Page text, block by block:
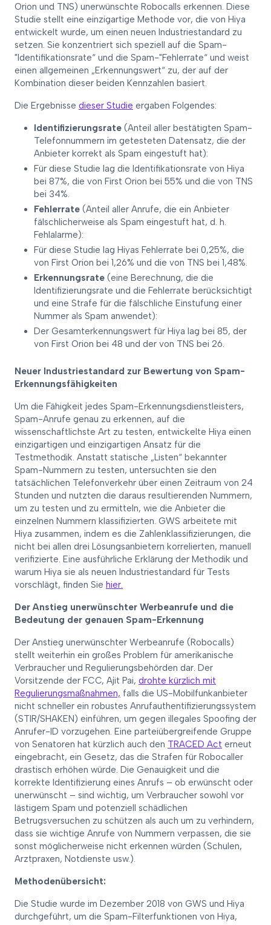
Orion und TNS) unerwünschte Robocalls erkennen. Diese
Studie stellt eine einzigartige Methode vor, die von Hiya
entwickelt wurde, um einen neuen Industriestandard zu
setzen. Sie konzentriert sich speziell auf die Spam-
"Identifikationsrate“ und die Spam-"Fehlerrate“ und weist
einen allgemeinen „Erkennungswert“ zu, der auf der
Kombination dieser beiden Kennzahlen basiert.
Die Ergebnisse dieser Studie ergaben Folgendes:
Identifizierungsrate (Anteil aller bestätigten Spam-
Telefonnummern im getesteten Datensatz, die der
Anbieter korrekt als Spam eingestuft hat):
Für diese Studie lag die Identifikationsrate von Hiya
bei 87%, die von First Orion bei 55% und die von TNS
bei 34%.
Fehlerrate (Anteil aller Anrufe, die ein Anbieter
fälschlicherweise als Spam eingestuft hat, d. h.
Fehlalarme):
Für diese Studie lag Hiyas Fehlerrate bei 0,25%, die
von First Orion bei 1,26% und die von TNS bei 1,48%.
Erkennungsrate (eine Berechnung, die die
Identifizierungsrate und die Fehlerrate berücksichtigt
und eine Strafe für die fälschliche Einstufung einer
Nummer als Spam anwendet):
Der Gesamterkennungswert für Hiya lag bei 85, der
von First Orion bei 48 und der von TNS bei 26.
Neuer Industriestandard zur Bewertung von Spam-
Erkennungsfähigkeiten
Um die Fähigkeit jedes Spam-Erkennungsdienstleisters,
Spam-Anrufe genau zu erkennen, auf die
wissenschaftlichste Art zu testen, entwickelte Hiya einen
einzigartigen und einzigartigen Ansatz für die
Testmethodik. Anstatt statische „Listen“ bekannter
Spam-Nummern zu testen, untersuchten sie den
tatsächlichen Telefonverkehr über einen Zeitraum von 24
Stunden und nutzten die daraus resultierenden Nummern,
um zu testen und zu ermitteln, wie die Anbieter die
einzelnen Nummern klassifizierten. GWS arbeitete mit
Hiya zusammen, indem es die Zahlenklassifizierungen, die
nicht bei allen drei Lösungsanbietern korrelierten, manuell
verifizierte. Eine ausführliche Erklärung der Methodik und
warum Hiya sie als neuen Industriestandard für Tests
vorschlägt, finden Sie hier.
Der Anstieg unerwünschter Werbeanrufe und die
Bedeutung der genauen Spam-Erkennung
Der Anstieg unerwünschter Werbeanrufe (Robocalls)
stellt weiterhin ein großes Problem für amerikanische
Verbraucher und Regulierungsbehörden dar. Der
Vorsitzende der FCC, Ajit Pai, drohte kürzlich mit
Regulierungsmaßnahmen, falls die US-Mobilfunkanbieter
nicht schneller ein robustes Anrufauthentifizierungssystem
(STIR/SHAKEN) einführen, um gegen illegales Spoofing der
Anrufer-ID vorzugehen. Eine parteiübergreifende Gruppe
von Senatoren hat kürzlich auch den TRACED Act erneut
eingebracht, ein Gesetz, das die Strafen für Robocaller
drastisch erhöhen würde. Die Genauigkeit und die
korrekte Identifizierung eines Anrufs – ob erwünscht oder
unerwünscht – sind wichtig, um Verbraucher sowohl vor
lästigem Spam und potenziell schädlichen
Betrugsversuchen zu schützen als auch um zu verhindern,
dass sie wichtige Anrufe von Nummern verpassen, die sie
sonst möglicherweise nicht erkennen würden (Schulen,
Arztpraxen, Notdienste usw.).
Methodenübersicht:
Die Studie wurde im Dezember 2018 von GWS und Hiya
durchgeführt, um die Spam-Filterfunktionen von Hiya,